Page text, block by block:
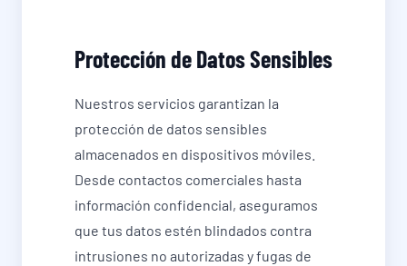
Protección de Datos Sensibles
Nuestros servicios garantizan la
protección de datos sensibles
almacenados en dispositivos móviles.
Desde contactos comerciales hasta
información confidencial, aseguramos
que tus datos estén blindados contra
intrusiones no autorizadas y fugas de